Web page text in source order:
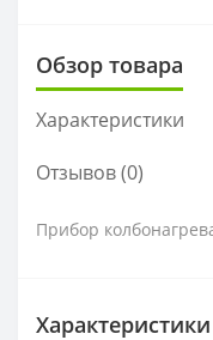
Обзор товара
Характеристики
Отзывов (0)
Прибор
Характеристики